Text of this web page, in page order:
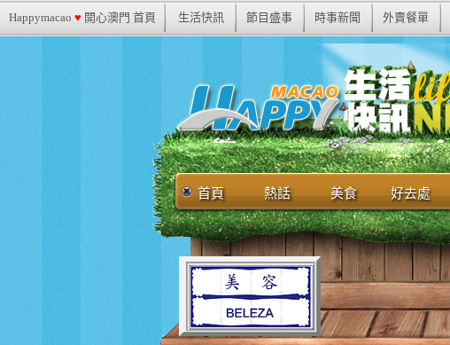
Happymacao ♥ 開心澳門 首頁 生活快訊 節目盛事 時事新聞 外賣餐單
首頁 熱話 美食 好去處